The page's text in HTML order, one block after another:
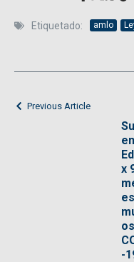
Etiquetado: amlo
Previous Article
x
es
-